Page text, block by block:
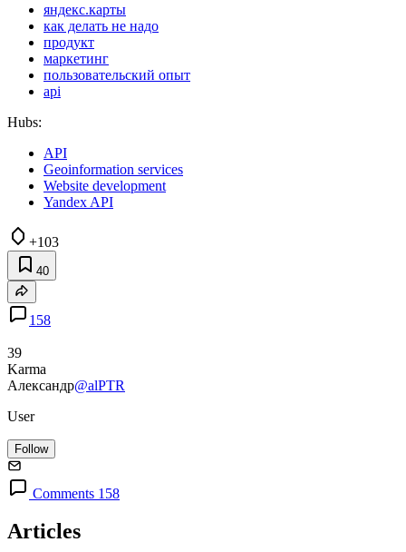
яндекс.карты
как делать не надо
продукт
маркетинг
пользовательский опыт
api
Hubs:
API
Geoinformation services
Website development
Yandex API
+103
40
158
39
Karma
Александр@alPTR
User
Follow
Comments 158
Articles